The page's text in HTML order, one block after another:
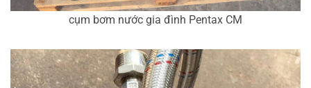
cụm bơm nước gia đình Pentax CM